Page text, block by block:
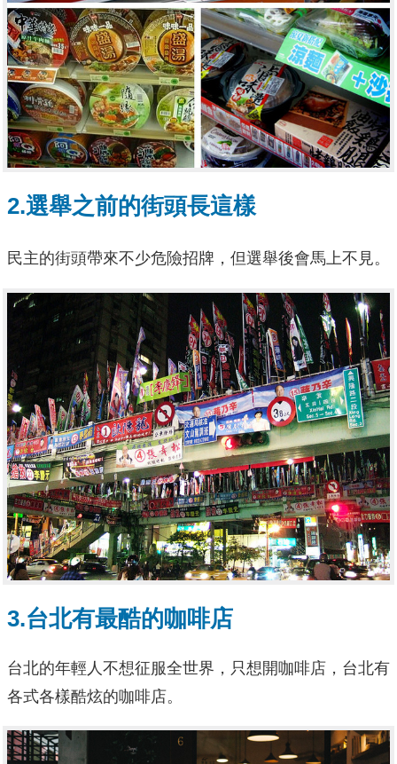
2.選舉之前的街頭長這樣
民主的街頭帶來不少危險招牌，但選舉後會馬上不見。
3.台北有最酷的咖啡店
台北的年輕人不想征服全世界，只想開咖啡店，台北有
各式各樣酷炫的咖啡店。